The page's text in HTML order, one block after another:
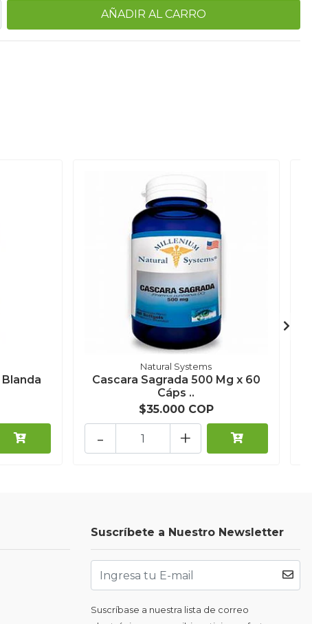
Natural Systems
Cascara Sagrada 500 Mg x 60
Cáps ..
$35.000 COP
+
-
Suscríbete a Nuestro Newsletter
Suscríbase a nuestra lista de correo